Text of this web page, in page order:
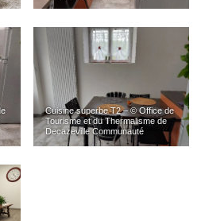
Cuisine superbe T2 – © Office de
Tourisme et du Thermalisme de
Decazeville Communauté